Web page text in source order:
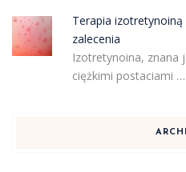
Terapia
zalecenia
Izotretynoina, znana
ciężkimi postaciami …